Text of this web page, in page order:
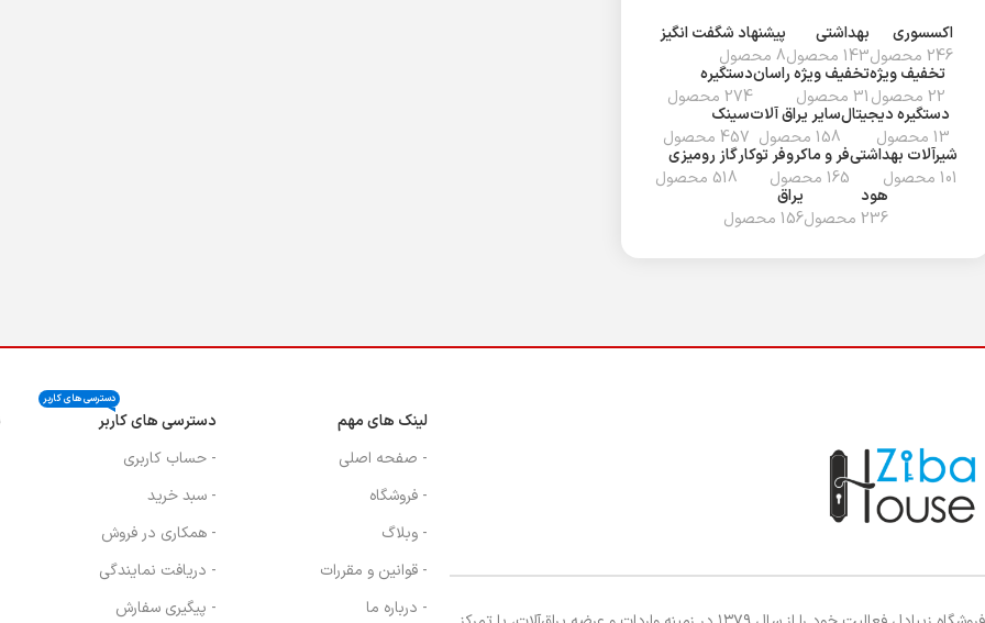
اکسسوری
246 محصول
بهداشتی
143 محصول
پیشنهاد شگفت انگیز
8 محصول
تخفیف ويژه
22 محصول
تخفیف ویژه راسان
31 محصول
دستگیره
274 محصول
دستگیره دیجیتال
13 محصول
سایر یراق آلات
158 محصول
سینک
457 محصول
شیرآلات بهداشتی
101 محصول
فر و ماکروفر توکار
165 محصول
گاز رومیزی
518 محصول
هود
236 محصول
یراق
156 محصول
لینک های مهم
- صفحه اصلی
- فروشگاه
- وبلاگ
- قوانین و مقررات
- درباره ما
دسترسی های کاربر
دسترسی های کاربر
- حساب کاربری
- سبد خرید
- همکاری در فروش
- دریافت نمایندگی
- پیگیری سفارش